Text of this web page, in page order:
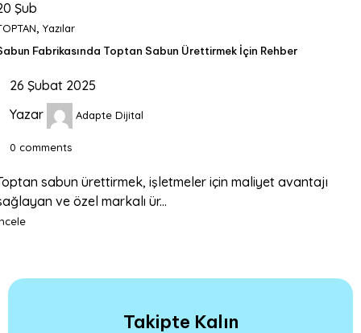
Şub
, Yazılar
Fabrikasında Toptan Sabun Ürettirmek İçin Rehber
26 Şubat 2025
Yazar
Adapte Dijital
0 comments
sabun ürettirmek, işletmeler için maliyet avantajı
ve özel markalı ür...
Takipte Kalın